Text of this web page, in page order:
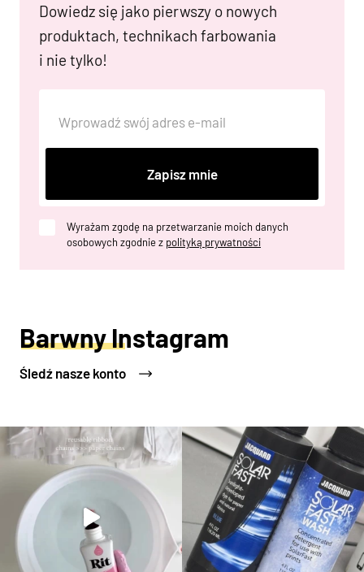
Dowiedz się jako pierwszy o nowych
produktach, technikach farbowania
i nie tylko!
Zapisz mnie
Wyrażam zgodę na przetwarzanie moich danych
osobowych zgodnie z polityką prywatności
Barwny Instagram
Śledź nasze konto